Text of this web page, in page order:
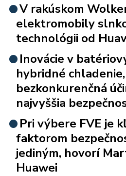
V rakúskom
elektromobily
technológii od
Inovácie v
hybridné chladenie,
bezkonkurenčná
najvyššia
Pri výbere FVE je
faktorom
jediným, hovorí
Huawei